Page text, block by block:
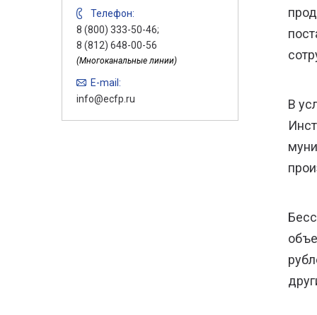
В
Телефон:
8 (800) 333-50-46;
8 (812) 648-00-56
(Многоканальные линии)
E-mail:
info@ecfp.ru